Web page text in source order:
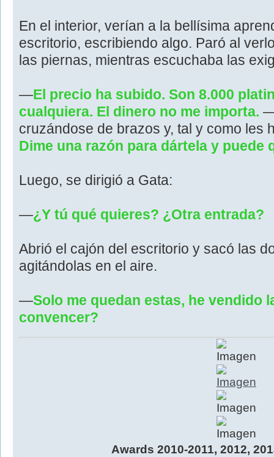
En el interior, verían a la bellísima
escritorio, escribiendo algo. Paró al
las piernas, mientras escuchaba las
―El precio ha subido. Son 8.000
cualquiera. El dinero no me importa.
cruzándose de brazos y, tal y como
Dime una razón para dártela y puede
Luego, se dirigió a Gata:
―¿Y tú qué quieres? ¿Otra entrada?
Abrió el cajón del escritorio y sacó las
agitándolas en el aire.
―Solo me quedan estas, he vendido
convencer?
Awards 2010-2011, 2012,